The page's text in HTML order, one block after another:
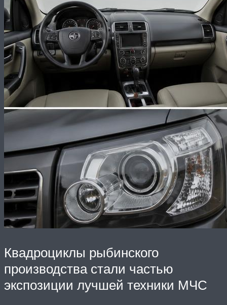
Квадроциклы рыбинского
производства стали частью
экспозиции лучшей техники МЧС